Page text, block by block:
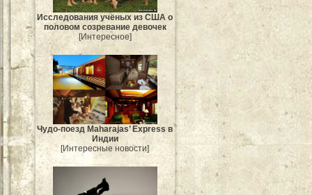
Исследования учёных из США о
половом созревание девочек
[Интересное]
Чудо-поезд Maharajas’ Express в
Индии
[Интересные новости]